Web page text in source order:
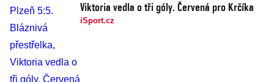
Viktoria vedla o tři góly. Červená pro Krčíka
iSport.cz